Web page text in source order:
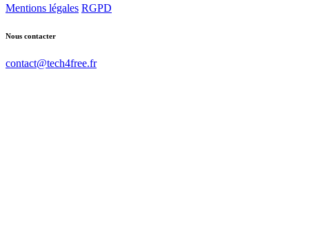
Mentions légales RGPD
Nous contacter
contact@tech4free.fr